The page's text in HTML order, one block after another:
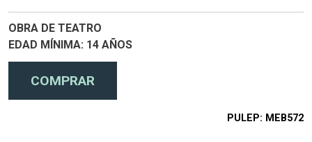
OBRA DE TEATRO
EDAD MÍNIMA 14 AÑOS
PULEP MEB572